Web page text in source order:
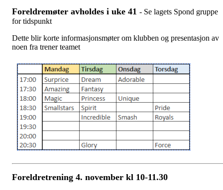
Foreldremøter avholdes i uke 41 - Se lagets Spond gruppe
for tidspunkt
Dette blir korte informasjonsmøter om klubben og presentasjon av
noen fra trener teamet
Foreldretrening 4. november kl 10-11.30